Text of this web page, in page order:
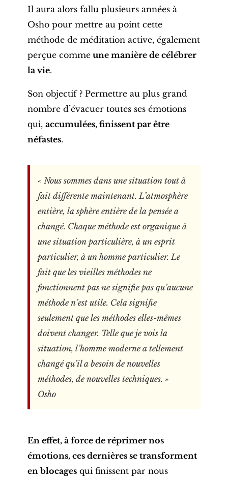
Il aura alors fallu plusieurs années à
Osho pour mettre au point cette
méthode de méditation active, également
perçue commeune manière de célébrer
la vie.
Son objectif ? Permettre au plus grand
nombre d’évacuer toutes ses émotions
qui, accumulées, finissent par être
néfastes.
« Nous sommes dans une situation tout à
fait différente maintenant. L’atmosphère
entière, la sphère entière de la pensée a
changé. Chaque méthode est organique à
une situation particulière, à un esprit
particulier, à un homme particulier. Le
fait que les vieilles méthodes ne
fonctionnent pas ne signifie pas qu’aucune
méthode n’est utile. Cela signifie
seulement que les méthodes elles-mêmes
doivent changer. Telle que je vois la
situation, l’homme moderne a tellement
changé qu’il a besoin de nouvelles
méthodes, de nouvelles techniques. »
Osho
En effet, à force de réprimer nos
émotions, ces dernières se transforment
en blocagesqui finissent par nous